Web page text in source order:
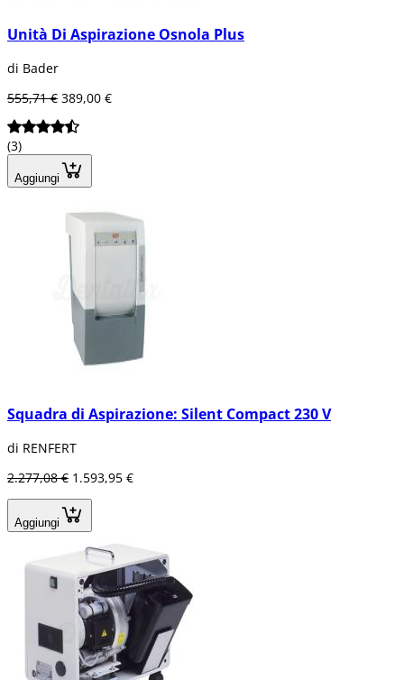
Unità Di Aspirazione Osnola Plus
di Bader
555,71 € 389,00 €
(3)
Aggiungi
Squadra di Aspirazione: Silent Compact 230 V
di RENFERT
2.277,08 € 1.593,95 €
Aggiungi